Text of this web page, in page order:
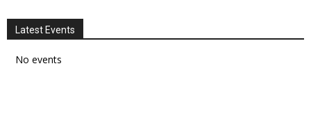
Latest Events
No events